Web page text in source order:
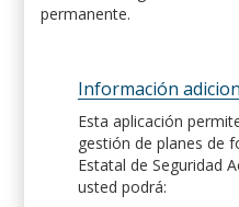
permanente.
Información
Esta aplicación
gestión de planes de
Estatal de Seguridad
usted podrá: